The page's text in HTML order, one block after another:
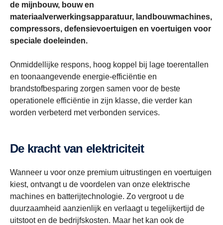
de mijnbouw, bouw en
materiaalverwerkingsapparatuur, landbouwmachines,
compressors, defensievoertuigen en voertuigen voor
speciale doeleinden.
Onmiddellijke respons, hoog koppel bij lage toerentallen
en toonaangevende energie-efficiëntie en
brandstofbesparing zorgen samen voor de beste
operationele efficiëntie in zijn klasse, die verder kan
worden verbeterd met verbonden services.
De kracht van elektriciteit
Wanneer u voor onze premium uitrustingen en voertuigen
kiest, ontvangt u de voordelen van onze elektrische
machines en batterijtechnologie. Zo vergroot u de
duurzaamheid aanzienlijk en verlaagt u tegelijkertijd de
uitstoot en de bedrijfskosten. Maar het kan ook de